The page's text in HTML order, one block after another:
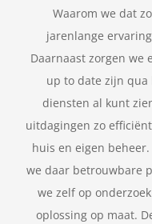
Waarom we dat
jarenlange
Daarnaast zorgen we
up to date zijn qua
diensten al kunt
uitdagingen zo
huis en eigen
we daar betrouwbare
we zelf op
oplossing op maat.